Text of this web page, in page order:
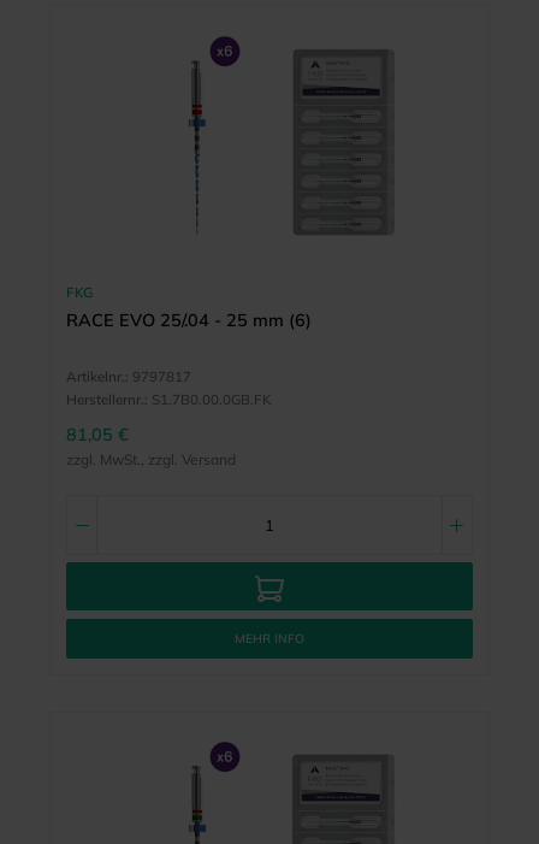
FKG
RACE EVO 25/.04 - 25 mm (6)
Artikelnr.: 9797817
Herstellernr.: S1.7B0.00.0GB.FK
81,05 €
zzgl. MwSt., zzgl. Versand
MEHR INFO